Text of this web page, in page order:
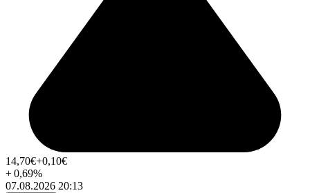
14,70€+0,10€
+0,69%
07.08.2026 20:13